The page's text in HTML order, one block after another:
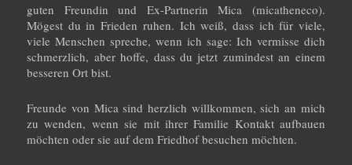
guten Freundin und Ex-Partnerin Mica (micatheneco).
Mögest du in Frieden ruhen. Ich weiß, dass ich für viele,
viele Menschen spreche, wenn ich sage: Ich vermisse dich
schmerzlich, aber hoffe, dass du jetzt zumindest an einem
besseren Ort bist.
Freunde von Mica sind herzlich willkommen, sich an mich
zu wenden, wenn sie mit ihrer Familie Kontakt aufbauen
möchten oder sie auf dem Friedhof besuchen möchten.